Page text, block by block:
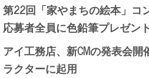
第22回「家やまちの絵本」コ
応募者全員に色鉛筆プレゼント
アイ工務店、新CMの発表会
ラクターに起用